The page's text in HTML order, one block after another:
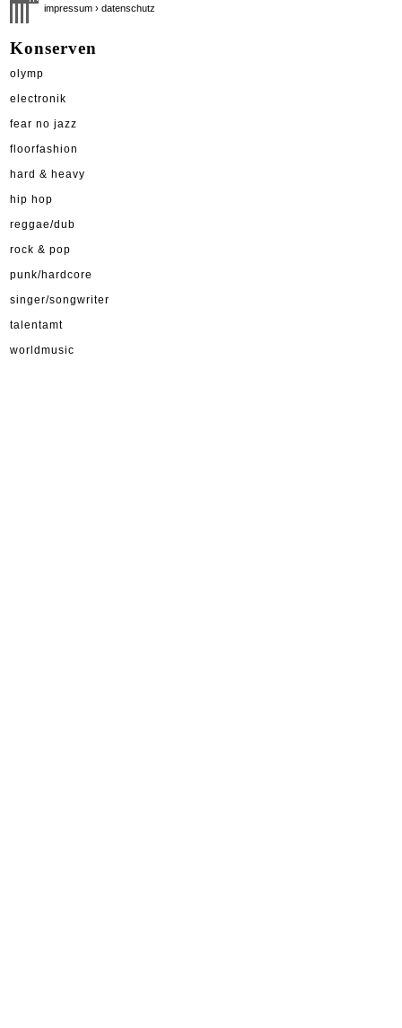
impressum › datenschutz
Konserven
olymp
electronik
fear no jazz
floorfashion
hard & heavy
hip hop
reggae/dub
rock & pop
punk/hardcore
singer/songwriter
talentamt
worldmusic